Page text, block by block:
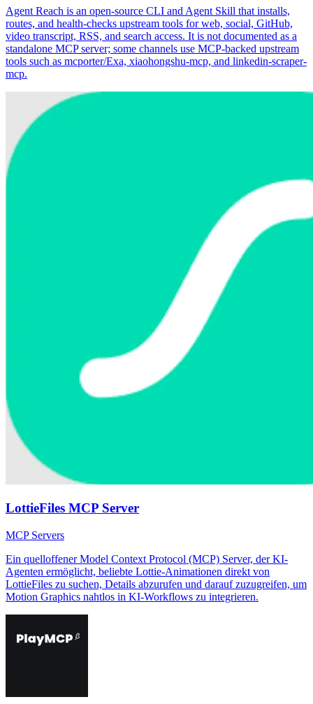
Agent Reach is an open-source CLI and Agent Skill that installs,
routes, and health-checks upstream tools for web, social, GitHub,
video transcript, RSS, and search access. It is not documented as a
standalone MCP server; some channels use MCP-backed upstream
tools such as mcporter/Exa, xiaohongshu-mcp, and linkedin-scraper-
mcp.
LottieFiles MCP Server
MCP Servers
Ein quelloffener Model Context Protocol (MCP) Server, der KI-
Agenten ermöglicht, beliebte Lottie-Animationen direkt von
LottieFiles zu suchen, Details abzurufen und darauf zuzugreifen, um
Motion Graphics nahtlos in KI-Workflows zu integrieren.